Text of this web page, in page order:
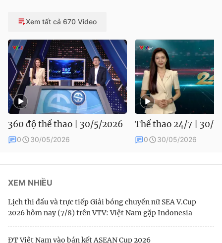
Xem tất cả 670 Video
360 độ thể thao | 30/5/2026
0 30/05/2026
Thể thao 24/7 | 30/
0 30/05/2026
XEM NHIỀU
Lịch thi đấu và trực tiếp Giải bóng chuyền nữ SEA V.Cup
2026 hôm nay (7/8) trên VTV: Việt Nam gặp Indonesia
ĐT Việt Nam vào bán kết ASEAN Cup 2026